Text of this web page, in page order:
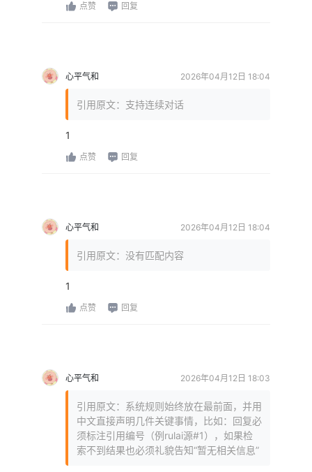
点赞 回复
心平气和 2026年04月12日 18:04
引用原文：支持连续对话
1
点赞 回复
心平气和 2026年04月12日 18:04
引用原文：没有匹配内容
1
点赞 回复
心平气和 2026年04月12日 18:03
引用原文：系统规则始终放在最前面，并用
中文直接声明几件关键事情，比如：回复必
须标注引用编号（例rulai源#1），如果检
索不到结果也必须礼貌告知“暂无相关信息”